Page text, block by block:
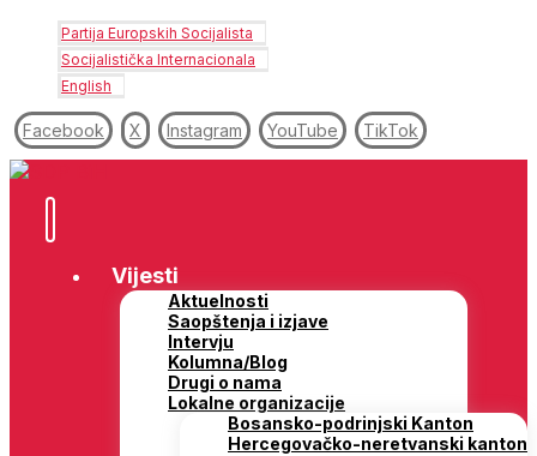
Partija Europskih Socijalista
Socijalistička Internacionala
English
Facebook X Instagram YouTube TikTok
Vijesti
Aktuelnosti
Saopštenja i izjave
Intervju
Kolumna/Blog
Drugi o nama
Lokalne organizacije
Bosansko-podrinjski Kanton
Hercegovačko-neretvanski kanton